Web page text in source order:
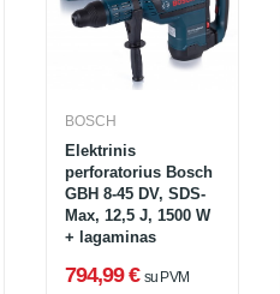
BOSCH
Elektrinis
perforatorius Bosch
GBH 8-45 DV, SDS-
Max, 12,5 J, 1500 W
+ lagaminas
794,99 € su PVM